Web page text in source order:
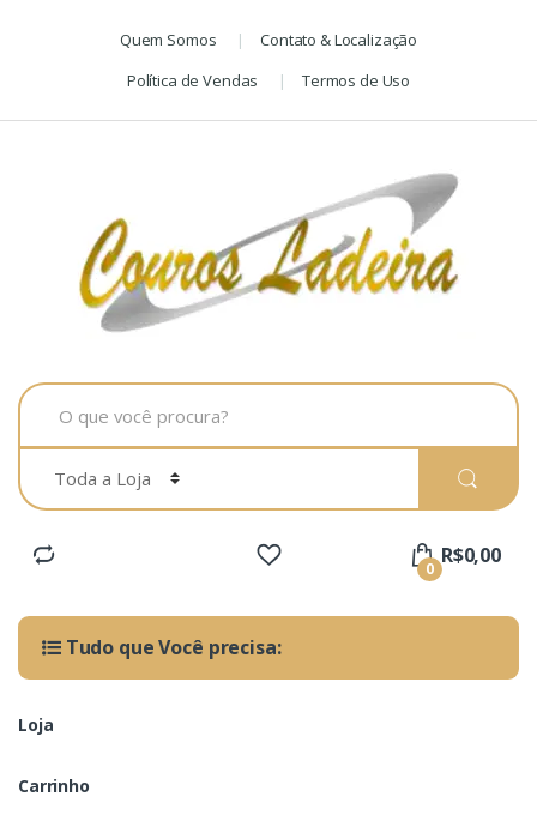
Quem Somos
Contato & Localização
Política de Vendas
Termos de Uso
Search
for:
0
R$0,00
Tudo que Você precisa:
Loja
Carrinho